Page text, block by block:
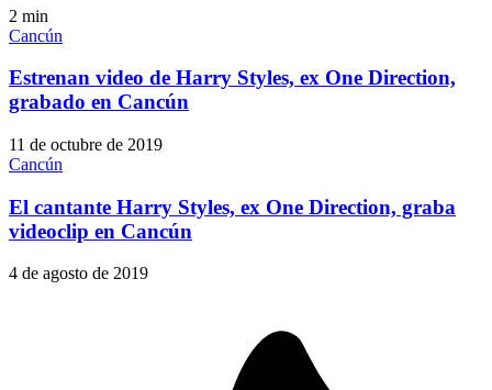
2 min
Cancún
Estrenan video de Harry Styles, ex One Direction,
grabado en Cancún
11 de octubre de 2019
Cancún
El cantante Harry Styles, ex One Direction, graba
videoclip en Cancún
4 de agosto de 2019